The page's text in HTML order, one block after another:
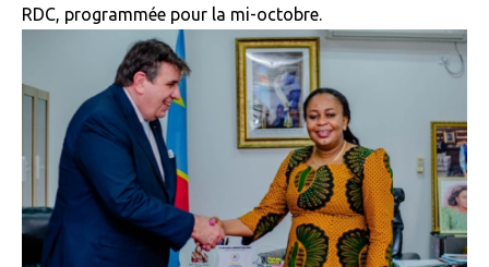
RDC, programmée pour la mi-octobre.